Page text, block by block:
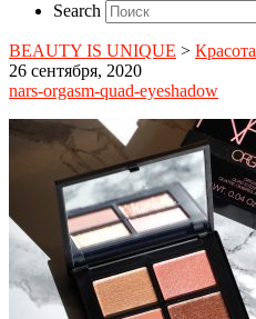
Search
BEAUTY IS UNIQUE > Красота
26 сентября, 2020
nars-orgasm-quad-eyeshadow